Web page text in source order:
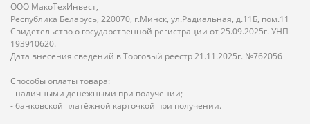
ООО МакоТехИнвест,
Республика Беларусь, 220070, г.Минск, ул.Радиальная, д.11Б, пом.11
Свидетельство о государственной регистрации от 25.09.2025г. УНП
193910620.
Дата внесения сведений в Торговый реестр 21.11.2025г. №762056
Способы оплаты товара:
- наличными денежными при получении;
- банковской платёжной карточкой при получении.